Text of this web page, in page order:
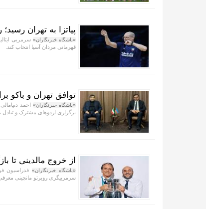
پیاتزا به تهران رسید؛ رقابت ۲۸ بازیکن برای حضور
«باشگاه خبرنگاران»
قهرمانی مردان آسیا انتخاب کند.
توافق تهران و باکو
«باشگاه خبرنگاران» احمد
برگزاری اردو‌های مشترک و تبادل
از خروج مالدینی تا
«باشگاه خبرنگاران»فدراسیون
سرمربیگری روبرتو مانچینی